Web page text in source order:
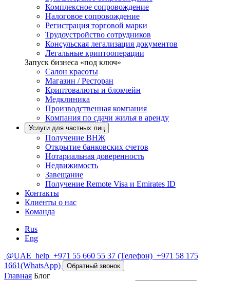
Комплексное сопровождение
Налоговое сопровождение
Регистрация торговой марки
Трудоустройство сотрудников
Консульская легализация документов
Легальные криптооперации
Запуск бизнеса «под ключ»
Салон красоты
Магазин / Ресторан
Криптовалюты и блокчейн
Медклиника
Производственная компания
Компания по сдачи жилья в аренду
Услуги для частных лиц
Получение ВНЖ
Открытие банковских счетов
Нотариальная доверенность
Недвижимость
Завещание
Получение Remote Visa и Emirates ID
Контакты
Клиенты о нас
Команда
Rus
Eng
@UAE_help +971 55 660 55 37 (Телефон) +971 58 175
1661(WhatsApp) Обратный звонок
Главная Блог